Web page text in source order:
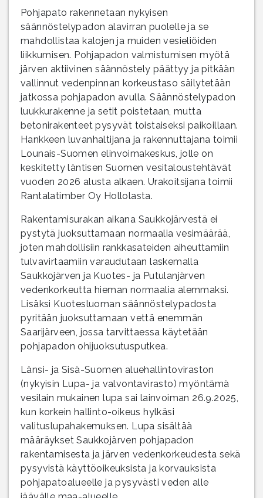
Pohjapato rakennetaan nykyisen
säännöstelypadon alavirran puolelle ja se
mahdollistaa kalojen ja muiden vesieliöiden
liikkumisen. Pohjapadon valmistumisen myötä
järven aktiivinen säännöstely päättyy ja pitkään
vallinnut vedenpinnan korkeustaso säilytetään
jatkossa pohjapadon avulla. Säännöstelypadon
luukkurakenne ja setit poistetaan, mutta
betonirakenteet pysyvät toistaiseksi paikoillaan.
Hankkeen luvanhaltijana ja rakennuttajana toimii
Lounais-Suomen elinvoimakeskus, jolle on
keskitetty läntisen Suomen vesitaloustehtävät
vuoden 2026 alusta alkaen. Urakoitsijana toimii
Rantalatimber Oy Hollolasta.
Rakentamisurakan aikana Saukkojärvestä ei
pystytä juoksuttamaan normaalia vesimäärää,
joten mahdollisiin rankkasateiden aiheuttamiin
tulvavirtaamiin varaudutaan laskemalla
Saukkojärven ja Kuotes- ja Putulanjärven
vedenkorkeutta hieman normaalia alemmaksi.
Lisäksi Kuotesluoman säännöstelypadosta
pyritään juoksuttamaan vettä enemmän
Saarijärveen, jossa tarvittaessa käytetään
pohjapadon ohijuoksutusputkea.
Länsi- ja Sisä-Suomen aluehallintoviraston
(nykyisin Lupa- ja valvontavirasto) myöntämä
vesilain mukainen lupa sai lainvoiman 26.9.2025,
kun korkein hallinto-oikeus hylkäsi
valituslupahakemuksen. Lupa sisältää
määräykset Saukkojärven pohjapadon
rakentamisesta ja järven vedenkorkeudesta sekä
pysyvistä käyttöoikeuksista ja korvauksista
pohjapatoalueelle ja pysyvästi veden alle